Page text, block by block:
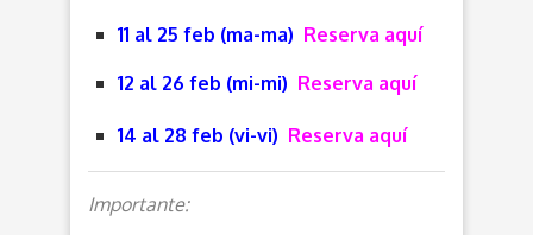
11 al 25 feb (ma-ma) Reserva aquí
12 al 26 feb (mi-mi) Reserva aquí
14 al 28 feb (vi-vi) Reserva aquí
Importante: